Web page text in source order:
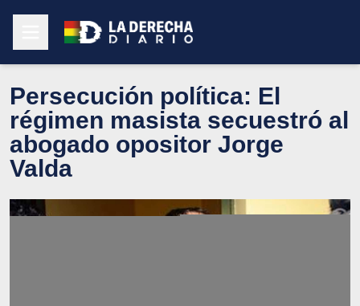
Persecución política: El
régimen masista secuestró al
abogado opositor Jorge
Valda